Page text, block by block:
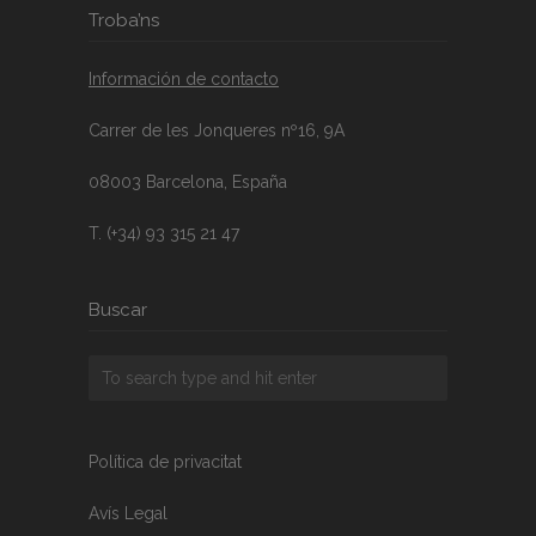
Troba’ns
Información de contacto
Carrer de les Jonqueres nº16, 9A
08003 Barcelona, España
T. (+34) 93 315 21 47
Buscar
Política de privacitat
Avís Legal